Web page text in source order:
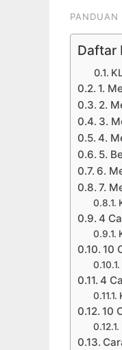
PANDUAN
Daftar
1.
2.
3.
4.
5.
6.
7.
4
10
4
10